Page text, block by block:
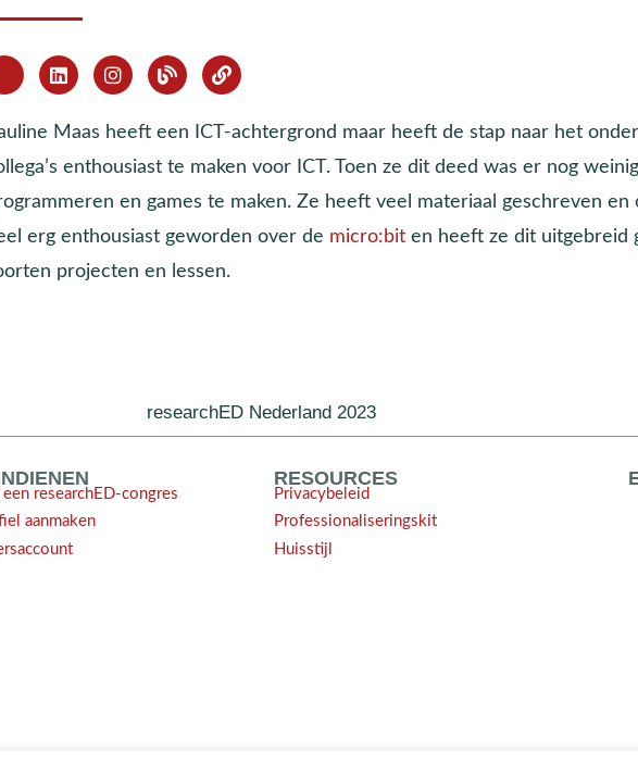
Maas heeft een ICT-achtergrond maar heeft de stap naar het
enthousiast te maken voor ICT. Toen ze dit deed was er nog
en games te maken. Ze heeft veel materiaal geschreven en
erg enthousiast geworden over de micro:bit en heeft ze dit uitgebreid
projecten en lessen.
researchED Nederland 2023
researchED-congres
aanmaken
RESOURCES
Privacybeleid
Professionaliseringskit
Huisstijl